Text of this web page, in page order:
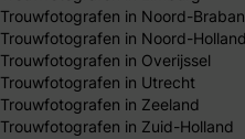
Trouwfotografen in Noord-
Trouwfotografen in Noord-Holland
Trouwfotografen in Overijssel
Trouwfotografen in Utrecht
Trouwfotografen in Zeeland
Trouwfotografen in Zuid-Holland